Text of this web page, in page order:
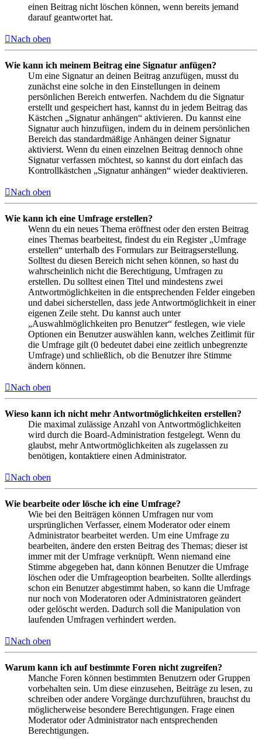
einen Beitrag nicht löschen können, wenn bereits jemand
darauf geantwortet hat.
Nach oben
Wie kann ich meinem Beitrag eine Signatur anfügen?
Um eine Signatur an deinen Beitrag anzufügen, musst du
zunächst eine solche in den Einstellungen in deinem
persönlichen Bereich entwerfen. Nachdem du die Signatur
erstellt und gespeichert hast, kannst du in jedem Beitrag das
Kästchen „Signatur anhängen“ aktivieren. Du kannst eine
Signatur auch hinzufügen, indem du in deinem persönlichen
Bereich das standardmäßige Anhängen deiner Signatur
aktivierst. Wenn du einen einzelnen Beitrag dennoch ohne
Signatur verfassen möchtest, so kannst du dort einfach das
Kontrollkästchen „Signatur anhängen“ wieder deaktivieren.
Nach oben
Wie kann ich eine Umfrage erstellen?
Wenn du ein neues Thema eröffnest oder den ersten Beitrag
eines Themas bearbeitest, findest du ein Register „Umfrage
erstellen“ unterhalb des Formulars zur Beitragserstellung.
Solltest du diesen Bereich nicht sehen können, so hast du
wahrscheinlich nicht die Berechtigung, Umfragen zu
erstellen. Du solltest einen Titel und mindestens zwei
Antwortmöglichkeiten in die entsprechenden Felder eingeben
und dabei sicherstellen, dass jede Antwortmöglichkeit in einer
eigenen Zeile steht. Du kannst auch unter
„Auswahlmöglichkeiten pro Benutzer“ festlegen, wie viele
Optionen ein Benutzer auswählen kann, welches Zeitlimit für
die Umfrage gilt (0 bedeutet dabei eine zeitlich unbegrenzte
Umfrage) und schließlich, ob die Benutzer ihre Stimme
ändern können.
Nach oben
Wieso kann ich nicht mehr Antwortmöglichkeiten erstellen?
Die maximal zulässige Anzahl von Antwortmöglichkeiten
wird durch die Board-Administration festgelegt. Wenn du
glaubst, mehr Antwortmöglichkeiten als zugelassen zu
benötigen, kontaktiere einen Administrator.
Nach oben
Wie bearbeite oder lösche ich eine Umfrage?
Wie bei den Beiträgen können Umfragen nur vom
ursprünglichen Verfasser, einem Moderator oder einem
Administrator bearbeitet werden. Um eine Umfrage zu
bearbeiten, ändere den ersten Beitrag des Themas; dieser ist
immer mit der Umfrage verknüpft. Wenn niemand eine
Stimme abgegeben hat, dann können Benutzer die Umfrage
löschen oder die Umfrageoption bearbeiten. Sollte allerdings
schon ein Benutzer abgestimmt haben, so kann die Umfrage
nur noch von Moderatoren oder Administratoren geändert
oder gelöscht werden. Dadurch soll die Manipulation von
laufenden Umfragen verhindert werden.
Nach oben
Warum kann ich auf bestimmte Foren nicht zugreifen?
Manche Foren können bestimmten Benutzern oder Gruppen
vorbehalten sein. Um diese einzusehen, Beiträge zu lesen, zu
schreiben oder andere Vorgänge durchzuführen, brauchst du
möglicherweise besondere Berechtigungen. Frage einen
Moderator oder Administrator nach entsprechenden
Berechtigungen.